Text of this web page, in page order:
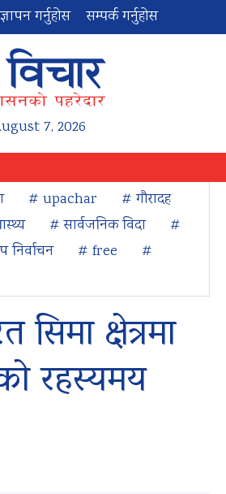
गर्नुहोस सम्पर्क गर्नुहोस
7, 2026
# upachar
# गौरादह
# सार्वजनिक विदा
#
निर्वाचन # free
#
सिमा क्षेत्रमा
रहस्यमय